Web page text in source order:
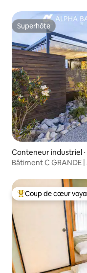
Superhôte
Superhôte
Conteneur industriel
Bâtiment C GRANDE
Takamatsu Ouest
Coups de cœur
Coup de cœur